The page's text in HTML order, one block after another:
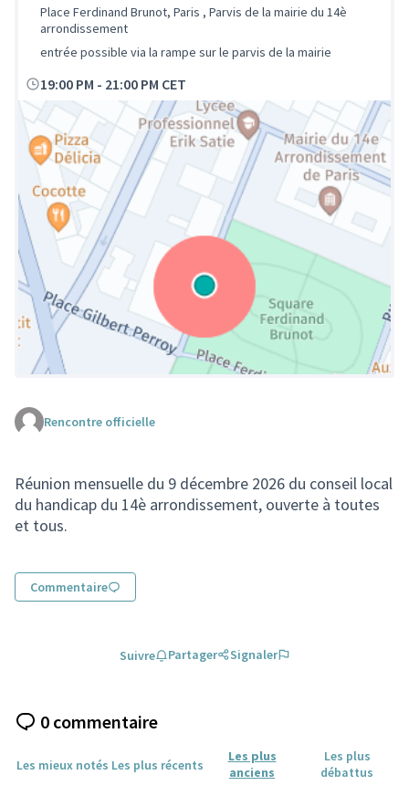
Place Ferdinand Brunot, Paris , Parvis de la mairie du 14è
arrondissement
entrée possible via la rampe sur le parvis de la mairie
19:00 PM - 21:00 PM CET
(Lien externe)
Rencontre officielle
Réunion mensuelle du 9 décembre 2026 du conseil local
du handicap du 14è arrondissement, ouverte à toutes
et tous.
Commentaire
Suivre Partager Signaler
0 commentaire
Les mieux notés Les plus récents
Les plus
anciens
Les plus
débattus